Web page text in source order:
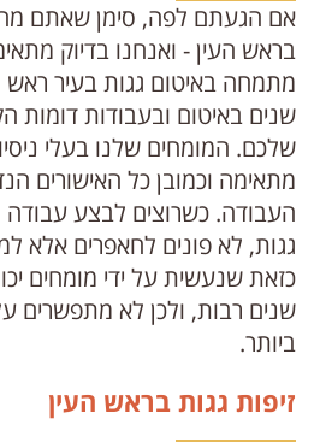
אם הגעתם לפה, סימן שאתם
בראש העין - ואנחנו בדיוק
מתמחה באיטום גגות בעיר ראש
שנים באיטום ובעבודות דומות
שלכם. המומחים שלנו בעלי
מתאימה וכמובן כל האישורים
העבודה. כשרוצים לבצע עבודה
גגות, לא פונים לחאפרים אלא
כזאת שנעשית על ידי מומחים
שנים רבות, ולכן לא מתפשרים
ביותר.
זיפות גגות בראש העין